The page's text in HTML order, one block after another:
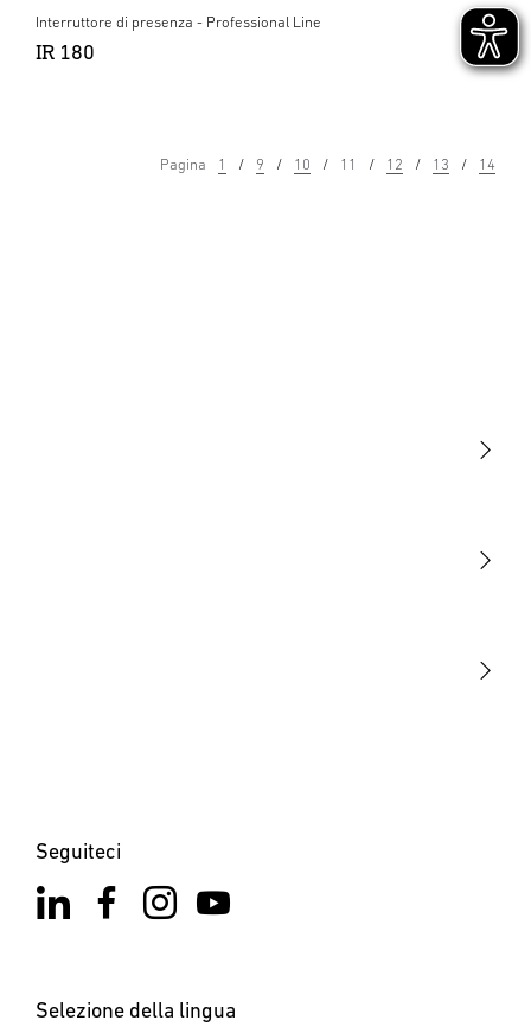
Interruttore di presenza - Professional Line
IR 180
Pagina 1 9 10 11 12 13 14
Seguiteci
Selezione della lingua